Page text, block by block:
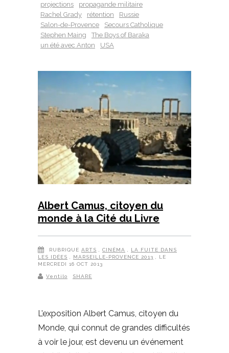
projections
propagande militaire
Rachel Grady
rétention
Russie
Salon-de-Provence
Secours Catholique
Stephen Maing
The Boys of Baraka
un été avec Anton
USA
Albert Camus, citoyen du
monde à la Cité du Livre
RUBRIQUE ARTS CINÉMA
LA FUITE DANS
LES IDÉES
MARSEILLE-PROVENCE 2013
, LE
MERCREDI 16 OCT 2013
Ventilo SHARE
L’exposition Albert Camus, citoyen du
Monde, qui connut de grandes difficultés
à voir le jour, est devenu un événement